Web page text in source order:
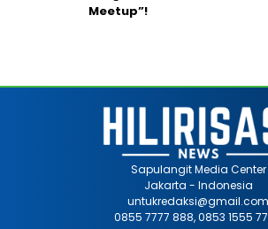
Meetup”!
Sapulangit Media Center
Jakarta - Indonesia
untukredaksi@gmail.com
0855 7777 888, 0853 1555